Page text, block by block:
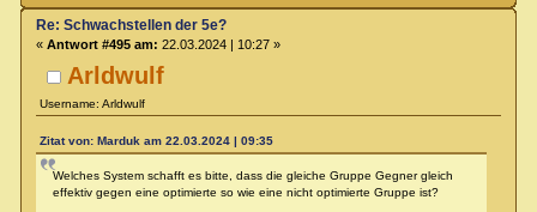
Arldwulf
Username: Arldwulf
Re: Schwachstellen der 5e?
« Antwort #495 am: 22.03.2024 | 10:27 »
Zitat von: Marduk am 22.03.2024 | 09:35
Welches System schafft es bitte, dass die gleiche Gruppe Gegner gleich
effektiv gegen eine optimierte so wie eine nicht optimierte Gruppe ist?